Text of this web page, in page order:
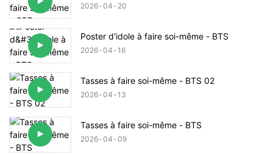
2026 04 20
Poster d'idole à faire soi-même - BTS
2026 04 16
Tasses à faire soi-même - BTS 02
2026 04 13
Tasses à faire soi-même - BTS
2026 04 09